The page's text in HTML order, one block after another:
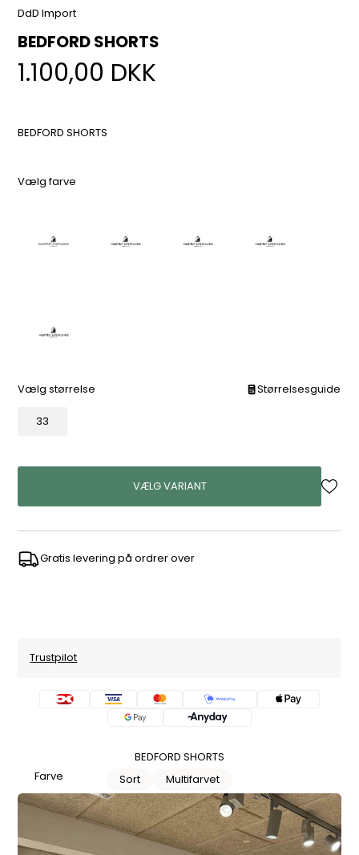
DdD Import
BEDFORD SHORTS
1.100,00 DKK
BEDFORD SHORTS
Vælg farve
Vælg størrelse Størrelsesguide
33
VÆLG VARIANT
Gratis levering på ordrer over
Trustpilot
BEDFORD SHORTS
Farve
Sort Multifarvet